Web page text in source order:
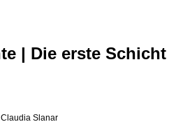
| Die erste Schicht
Slanar